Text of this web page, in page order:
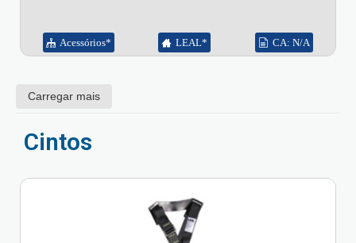
Acessórios* LEAL* CA: N/A
Carregar mais
Cintos